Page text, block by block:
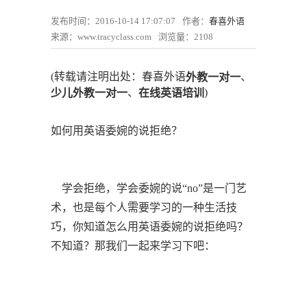
发布时间：2016-10-14 17:07:07 作者： 春喜外语
来源：www.tracyclass.com
浏览量： 2108
(转载请注明出处：春喜外语外教一对一、
少儿外教一对一、 在线英语培训 )
如何用英语委婉的说拒绝？
学会拒绝，学会委婉的说“no”是一门艺
术，也是每个人需要学习的一种生活技
巧，你知道怎么用英语委婉的说拒绝吗？
不知道？那我们一起来学习下吧：